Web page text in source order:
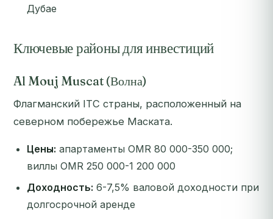
Дубае
Ключевые районы для инвестиций
Al Mouj Muscat (Волна)
Флагманский ITC страны, расположенный на
северном побережье Маската.
Цены: апартаменты OMR 80 000-350 000;
виллы OMR 250 000-1 200 000
Доходность: 6-7,5% валовой доходности при
долгосрочной аренде